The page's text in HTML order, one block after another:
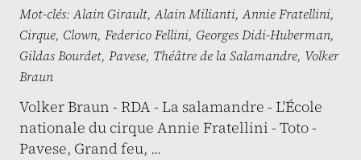
Mot-clés:Alain Girault,Alain Milianti,Annie Fratellini,
Cirque, Clown, Federico Fellini, Georges Didi-Huberman,
Gildas Bourdet, Pavese, Théâtre de la Salamandre, Volker
Braun
Volker Braun - RDA - La salamandre - L'École
nationale du cirque Annie Fratellini - Toto -
Pavese, Grand feu, ...